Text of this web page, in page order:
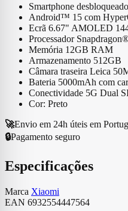
Smartphone desbloqueado
Android™ 15 com
Ecrã 6.67" AMOLED
Processador
Memória 12GB RAM
Armazenamento 512GB
Câmara traseira Leica
Bateria 5000mAh com
Conectividade 5G Dual
Cor: Preto
🚀Envio em 24h úteis em
🔒Pagamento seguro
Especificações
Marca Xiaomi
EAN 6932554447564